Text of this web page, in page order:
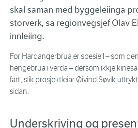
skal saman med byggeleiinga
storverk, sa regionvegsjef Olav
innleiing.
For Hardangerbrua er spesiell – som
hengebrua i verda – dersom ikkje
fart, slik prosjektleiar Øivind Søvik
sidan.
Underskriving og